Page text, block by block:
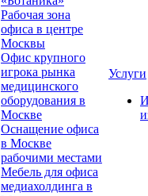
Рабочая зона
офиса в центре
Москвы
Офис крупного
игрока рынка
медицинского
оборудования в
Москве
Оснащение офиса
в Москве
рабочими местами
Мебель для офиса
медиахолдинга в
Услуги